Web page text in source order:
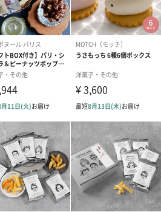
御挨拶（蝶結び）（110
円）
御祝（蝶結び
円）